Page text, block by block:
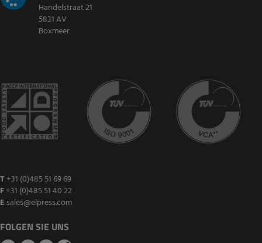
Handelstraat 21
5831 AV
Boxmeer
T +31 (0)485 51 69 69
F+31 (0)485 51 40 22
E sales@elpress.com
FOLGEN SIE UNS